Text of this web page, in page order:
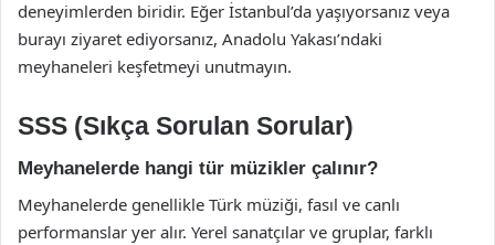
deneyimlerden biridir. Eğer İstanbul’da yaşıyorsanız veya
burayı ziyaret ediyorsanız, Anadolu Yakası’ndaki
meyhaneleri keşfetmeyi unutmayın.
SSS (Sıkça Sorulan Sorular)
Meyhanelerde hangi tür müzikler çalınır?
Meyhanelerde genellikle Türk müziği, fasıl ve canlı
performanslar yer alır. Yerel sanatçılar ve gruplar, farklı